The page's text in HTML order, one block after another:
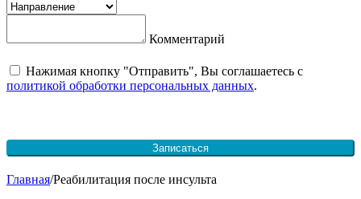
Комментарий
Нажимая кнопку "Отправить", Вы соглашаетесь с
политикой обработки персональных данных.
Записаться
Skip
Главная/Реабилитация после инсульта